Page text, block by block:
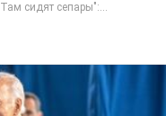
сидят сепары":...